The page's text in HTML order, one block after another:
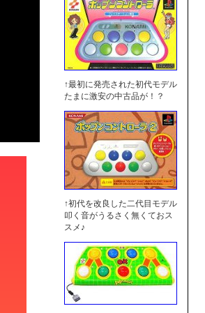
↑最初に発売された初代モデル
たまに激安の中古品が！？
↑初代を改良した二代目モデル
叩く音がうるさく無くておス
スメ♪